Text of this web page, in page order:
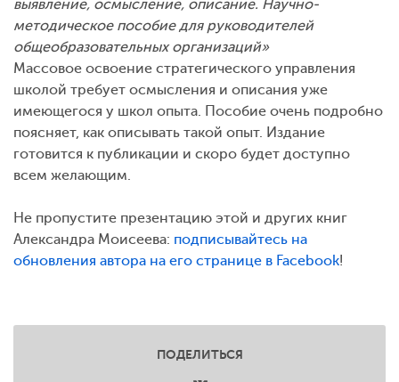
выявление, осмысление, описание. Научно-
методическое пособие для руководителей
общеобразовательных организаций»
Массовое освоение стратегического управления
школой требует осмысления и описания уже
имеющегося у школ опыта. Пособие очень подробно
поясняет, как описывать такой опыт. Издание
готовится к публикации и скоро будет доступно
всем желающим.
Не пропустите презентацию этой и других книг
Александра Моисеева: подписывайтесь на
обновления автора на его странице в Facebook!
ПОДЕЛИТЬСЯ